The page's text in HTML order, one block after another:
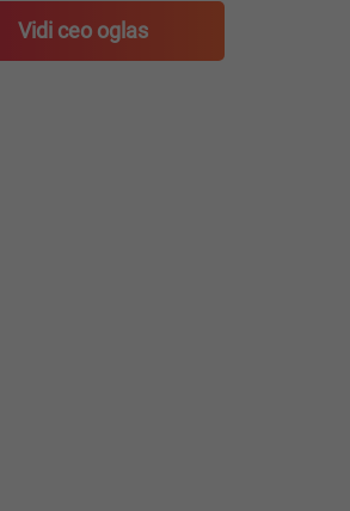
Vidi ceo oglas